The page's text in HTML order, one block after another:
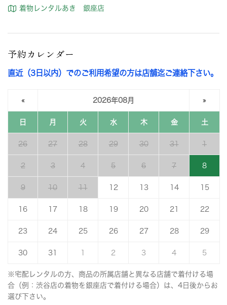
着物レンタルあき 銀座店
予約カレンダー
直近（3日以内）でのご利用希望の方は店舗迄ご連絡下さい。
« 2026年08月 »
日 月 火 水 木 金 土
26 27 28 29 30 31 1
2 3 4 5 6 7 8
9 10 11 12 13 14 15
16 17 18 19 20 21 22
23 24 25 26 27 28 29
30 31 2 3 4 5
※宅配レンタルの方、商品の所属店舗と異なる店舗で着付ける場
合（例：渋谷店の着物を銀座店で着付ける場合）は、4日後からお
選び下さい。